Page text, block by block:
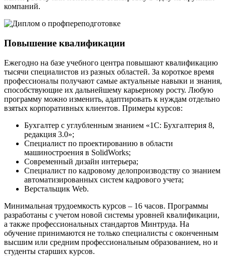
компаний.
Повышение квалификации
Ежегодно на базе учебного центра повышают квалификацию
тысячи специалистов из разных областей. За короткое время
профессионалы получают самые актуальные навыки и знания,
способствующие их дальнейшему карьерному росту. Любую
программу можно изменить, адаптировать к нуждам отдельно
взятых корпоративных клиентов. Примеры курсов:
Бухгалтер с углубленным знанием «1С: Бухгалтерия 8,
редакция 3.0»;
Специалист по проектированию в области
машиностроения в SolidWorks;
Современный дизайн интерьера;
Специалист по кадровому делопроизводству со знанием
автоматизированных систем кадрового учета;
Верстальщик Web.
Минимальная трудоемкость курсов – 16 часов. Программы
разработаны с учетом новой системы уровней квалификации,
а также профессиональных стандартов Минтруда. На
обучение принимаются не только специалисты с оконченным
высшим или средним профессиональным образованием, но и
студенты старших курсов.